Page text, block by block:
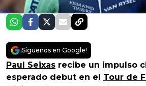
¡Síguenos en Google!
Paul Seixas recibe un impulso
esperado debut en el Tour de